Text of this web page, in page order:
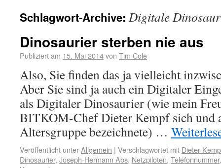
Schlagwort-Archive: Digitale
Dinosaurier sterben nie aus
Publiziert am 15. Mai 2014von Tim Cole
Also, Sie finden das ja vielleicht
Aber Sie sind ja auch ein Digitaler
als Digitaler Dinosaurier (wie mein
BITKOM-Chef Dieter Kempf sich und
Altersgruppe bezeichnete) …
Veröffentlicht unterAllgemein | Verschlagwortet mit Dieter
Dinosaurier, Joseph-Hermann Abs, Netzpiloten, Telefonnummer